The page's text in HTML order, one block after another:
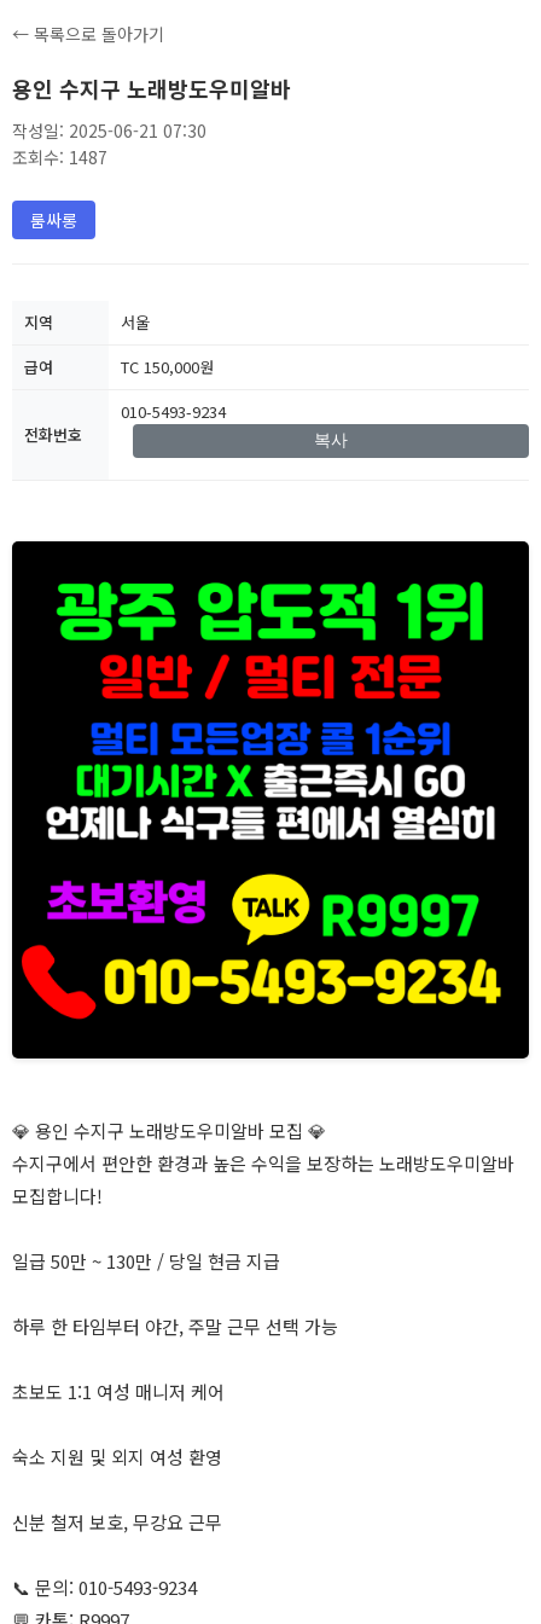
← 목록으로 돌아가기
용인 수지구 노래방도우미알바
작성일: 2025-06-21 07:30
조회수: 1487
룸싸롱
지역
서울
급여
TC 150,000원
전화번호
010-5493-9234
복사
💎 용인 수지구 노래방도우미알바 모집 💎
수지구에서 편안한 환경과 높은 수익을 보장하는 노래방도우미알바
모집합니다!
일급 50만 ~ 130만 / 당일 현금 지급
하루 한 타임부터 야간, 주말 근무 선택 가능
초보도 1:1 여성 매니저 케어
숙소 지원 및 외지 여성 환영
신분 철저 보호, 무강요 근무
📞 문의: 010-5493-9234